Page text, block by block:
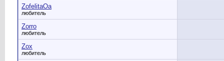
ZofelitaOa
любитель
Zorro
любитель
Zox
любитель